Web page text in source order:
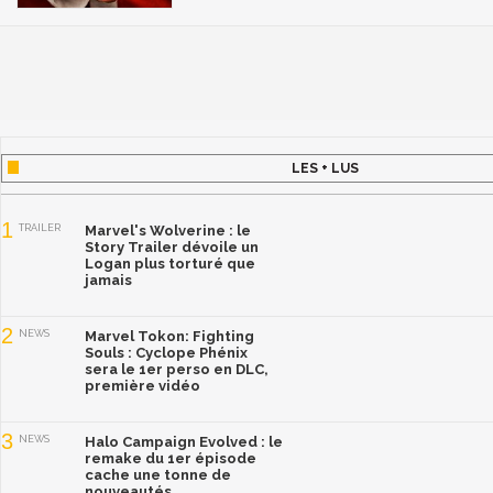
LES + LUS
1 TRAILER
Marvel's Wolverine : le
Story Trailer dévoile un
Logan plus torturé que
jamais
2 NEWS
Marvel Tokon: Fighting
Souls : Cyclope Phénix
sera le 1er perso en DLC,
première vidéo
3 NEWS
Halo Campaign Evolved : le
remake du 1er épisode
cache une tonne de